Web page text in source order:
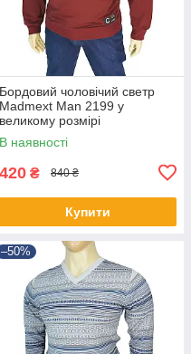
Бордовий чоловічий светр
Madmext Man 2199 у
великому розмірі
В наявності
420 ₴ 840 ₴
Купити
–50%